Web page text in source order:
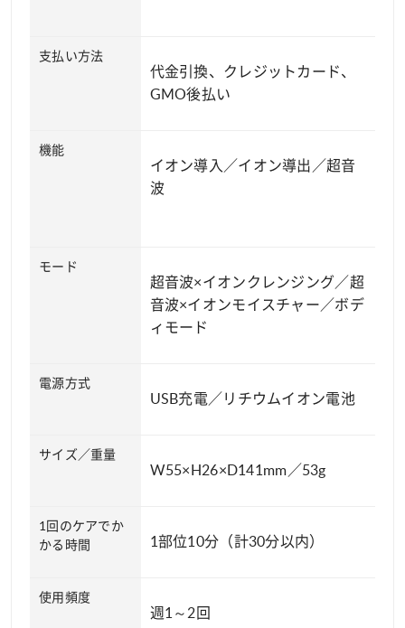
支払い方法
代金引換、クレジットカード、
GMO後払い
機能
イオン導入／イオン導出／超音
波
モード
超音波×イオンクレンジング／超
音波×イオンモイスチャー／ボデ
ィモード
電源方式
USB充電／リチウムイオン電池
サイズ／重量
W55×H26×D141mm／53g
1回のケアでか
かる時間
1部位10分（計30分以内）
使用頻度
週1～2回